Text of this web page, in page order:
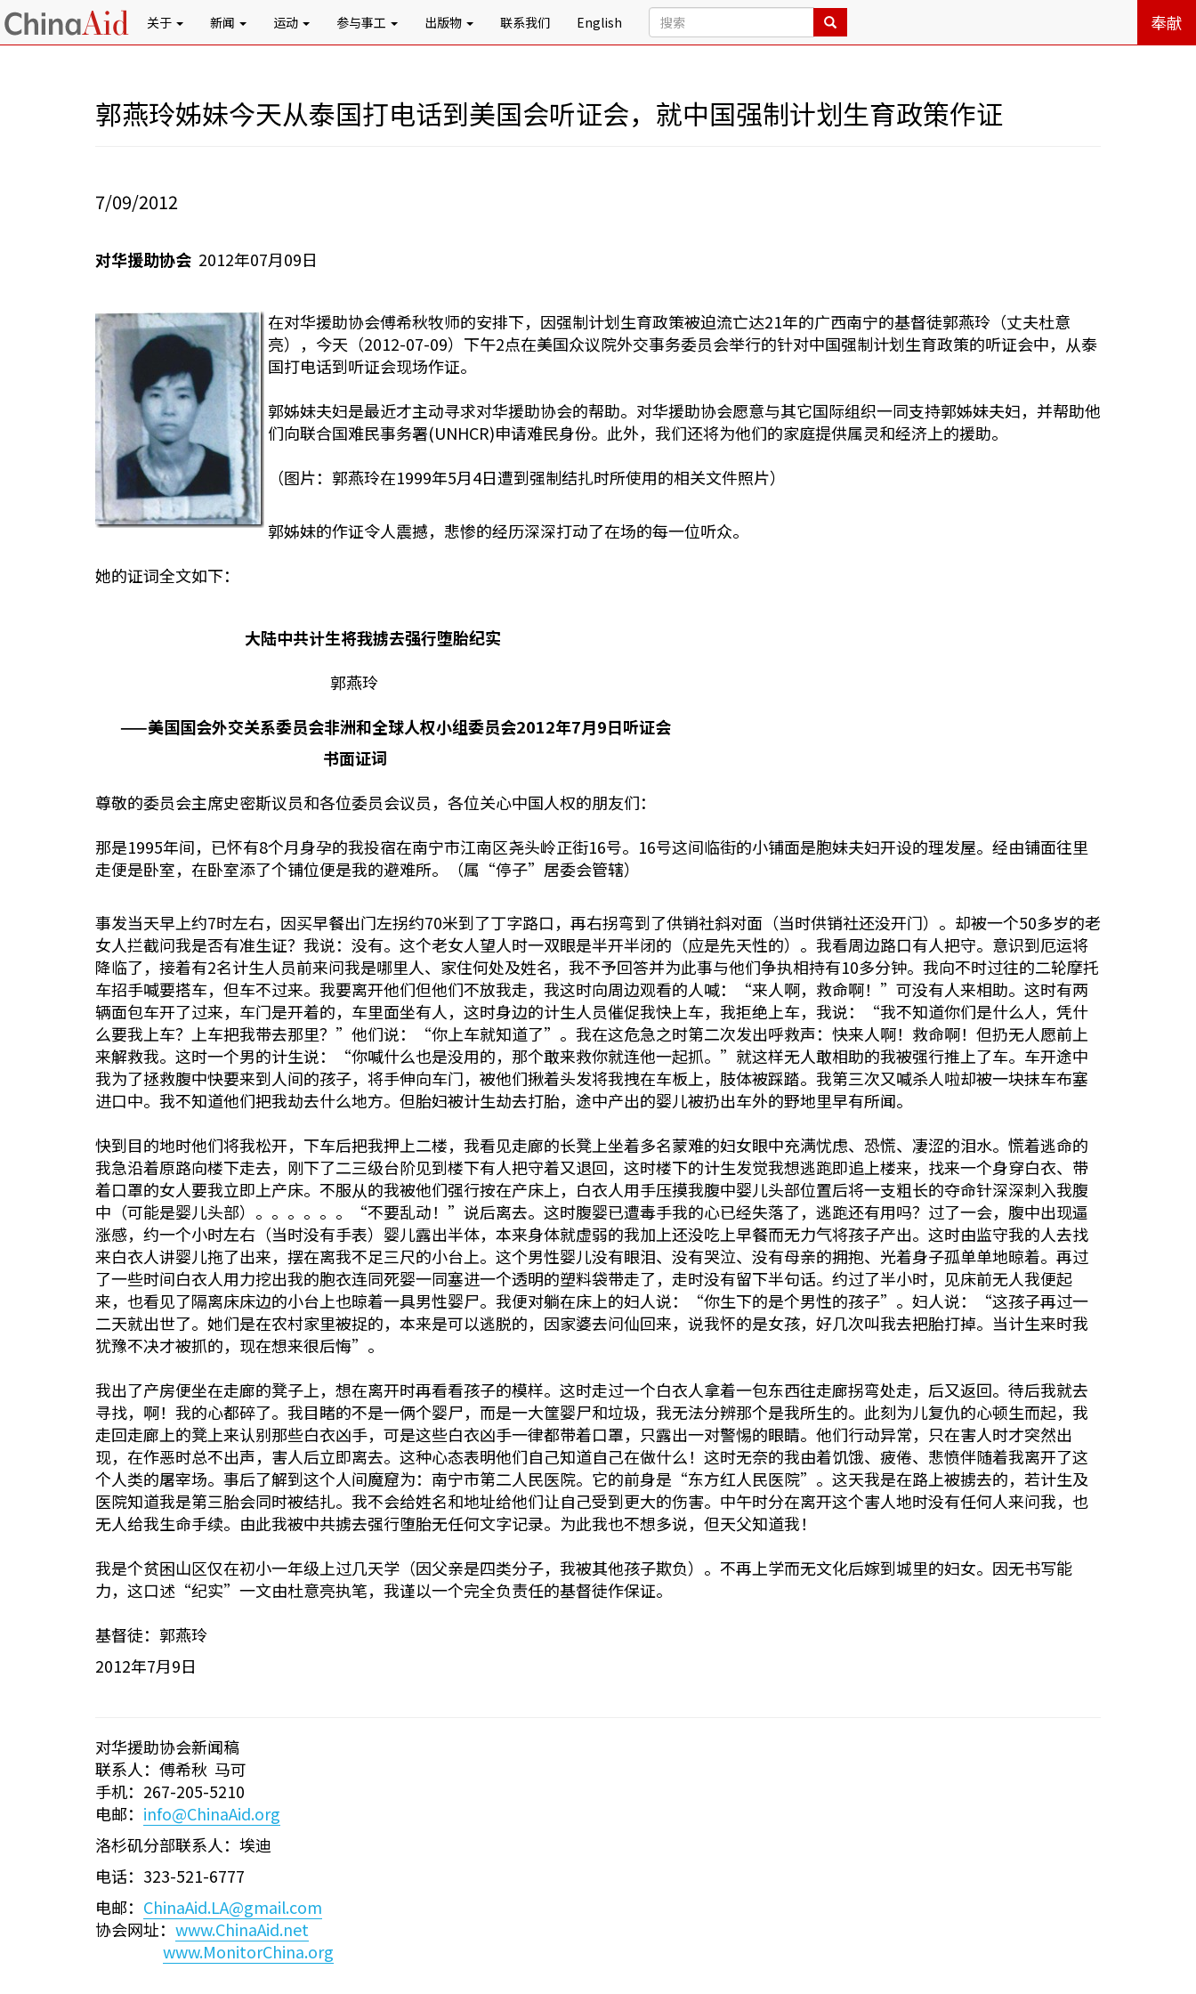
关于 新闻 运动 参与事工 出版物 联系我们 English 奉献
郭燕玲姊妹今天从泰国打电话到美国会听证会，就中国强制计划生育政策作证
7/09/2012
对华援助协会 2012年07月09日
在对华援助协会傅希秋牧师的安排下，因强制计划生育政策被迫流亡达21年的广西南宁的基督徒郭燕玲（丈夫杜意
亮），今天（2012-07-09）下午2点在美国众议院外交事务委员会举行的针对中国强制计划生育政策的听证会中，从泰
国打电话到听证会现场作证。
郭姊妹夫妇是最近才主动寻求对华援助协会的帮助。对华援助协会愿意与其它国际组织一同支持郭姊妹夫妇，并帮助他
们向联合国难民事务署(UNHCR)申请难民身份。此外，我们还将为他们的家庭提供属灵和经济上的援助。
（图片：郭燕玲在1999年5月4日遭到强制结扎时所使用的相关文件照片）
郭姊妹的作证令人震撼，悲惨的经历深深打动了在场的每一位听众。
她的证词全文如下：
大陆中共计生将我掳去强行堕胎纪实
郭燕玲
——美国国会外交关系委员会非洲和全球人权小组委员会2012年7月9日听证会
书面证词
尊敬的委员会主席史密斯议员和各位委员会议员，各位关心中国人权的朋友们：
那是1995年间，已怀有8个月身孕的我投宿在南宁市江南区尧头岭正街16号。16号这间临街的小铺面是胞妹夫妇开设的理发屋。经由铺面往里
走便是卧室，在卧室添了个铺位便是我的避难所。（属“停子”居委会管辖）
事发当天早上约7时左右，因买早餐出门左拐约70米到了丁字路口，再右拐弯到了供销社斜对面（当时供销社还没开门）。却被一个50多岁的老
女人拦截问我是否有准生证？我说：没有。这个老女人望人时一双眼是半开半闭的（应是先天性的）。我看周边路口有人把守。意识到厄运将
降临了，接着有2名计生人员前来问我是哪里人、家住何处及姓名，我不予回答并为此事与他们争执相持有10多分钟。我向不时过往的二轮摩托
车招手喊要搭车，但车不过来。我要离开他们但他们不放我走，我这时向周边观看的人喊：“来人啊，救命啊！”可没有人来相助。这时有两
辆面包车开了过来，车门是开着的，车里面坐有人，这时身边的计生人员催促我快上车，我拒绝上车，我说：“我不知道你们是什么人，凭什
么要我上车？上车把我带去那里？”他们说：“你上车就知道了”。我在这危急之时第二次发出呼救声：快来人啊！救命啊！但扔无人愿前上
来解救我。这时一个男的计生说：“你喊什么也是没用的，那个敢来救你就连他一起抓。”就这样无人敢相助的我被强行推上了车。车开途中
我为了拯救腹中快要来到人间的孩子，将手伸向车门，被他们揪着头发将我拽在车板上，肢体被踩踏。我第三次又喊杀人啦却被一块抹车布塞
进口中。我不知道他们把我劫去什么地方。但胎妇被计生劫去打胎，途中产出的婴儿被扔出车外的野地里早有所闻。
快到目的地时他们将我松开，下车后把我押上二楼，我看见走廊的长凳上坐着多名蒙难的妇女眼中充满忧虑、恐慌、凄涩的泪水。慌着逃命的
我急沿着原路向楼下走去，刚下了二三级台阶见到楼下有人把守着又退回，这时楼下的计生发觉我想逃跑即追上楼来，找来一个身穿白衣、带
着口罩的女人要我立即上产床。不服从的我被他们强行按在产床上，白衣人用手压摸我腹中婴儿头部位置后将一支粗长的夺命针深深刺入我腹
中（可能是婴儿头部）。。。。。。“不要乱动！”说后离去。这时腹婴已遭毒手我的心已经失落了，逃跑还有用吗？过了一会，腹中出现逼
涨感，约一个小时左右（当时没有手表）婴儿露出半体，本来身体就虚弱的我加上还没吃上早餐而无力气将孩子产出。这时由监守我的人去找
来白衣人讲婴儿拖了出来，摆在离我不足三尺的小台上。这个男性婴儿没有眼泪、没有哭泣、没有母亲的拥抱、光着身子孤单单地晾着。再过
了一些时间白衣人用力挖出我的胞衣连同死婴一同塞进一个透明的塑料袋带走了，走时没有留下半句话。约过了半小时，见床前无人我便起
来，也看见了隔离床床边的小台上也晾着一具男性婴尸。我便对躺在床上的妇人说：“你生下的是个男性的孩子”。妇人说：“这孩子再过一
二天就出世了。她们是在农村家里被捉的，本来是可以逃脱的，因家婆去问仙回来，说我怀的是女孩，好几次叫我去把胎打掉。当计生来时我
犹豫不决才被抓的，现在想来很后悔”。
我出了产房便坐在走廊的凳子上，想在离开时再看看孩子的模样。这时走过一个白衣人拿着一包东西往走廊拐弯处走，后又返回。待后我就去
寻找，啊！我的心都碎了。我目睹的不是一俩个婴尸，而是一大筐婴尸和垃圾，我无法分辨那个是我所生的。此刻为儿复仇的心顿生而起，我
走回走廊上的凳上来认别那些白衣凶手，可是这些白衣凶手一律都带着口罩，只露出一对警惕的眼睛。他们行动异常，只在害人时才突然出
现，在作恶时总不出声，害人后立即离去。这种心态表明他们自己知道自己在做什么！这时无奈的我由着饥饿、疲倦、悲愤伴随着我离开了这
个人类的屠宰场。事后了解到这个人间魔窟为：南宁市第二人民医院。它的前身是“东方红人民医院”。这天我是在路上被掳去的，若计生及
医院知道我是第三胎会同时被结扎。我不会给姓名和地址给他们让自己受到更大的伤害。中午时分在离开这个害人地时没有任何人来问我，也
无人给我生命手续。由此我被中共掳去强行堕胎无任何文字记录。为此我也不想多说，但天父知道我！
我是个贫困山区仅在初小一年级上过几天学（因父亲是四类分子，我被其他孩子欺负）。不再上学而无文化后嫁到城里的妇女。因无书写能
力，这口述“纪实”一文由杜意亮执笔，我谨以一个完全负责任的基督徒作保证。
基督徒：郭燕玲
2012年7月9日
对华援助协会新闻稿
联系人：傅希秋 马可
手机：267-205-5210
电邮： info@ChinaAid.org
洛杉矶分部联系人：埃迪
电话：323-521-6777
电邮： ChinaAid.LA@gmail.com
协会网址： www.ChinaAid.net
www.MonitorChina.org